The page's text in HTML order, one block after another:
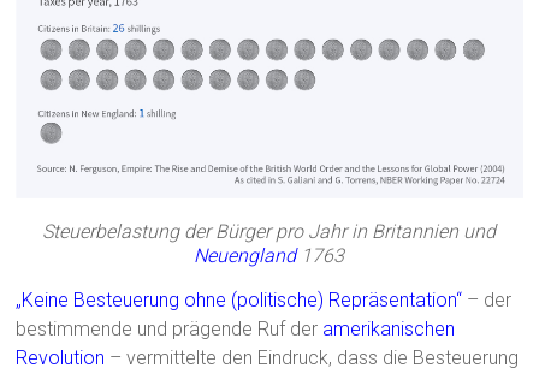
Steuerbelastung der Bürger pro Jahr in Britannien und
Neuengland1763
„Keine Besteuerung ohne (politische) Repräsentation“ – der
bestimmende und prägende Ruf der amerikanischen
Revolution – vermittelte den Eindruck, dass die Besteuerung